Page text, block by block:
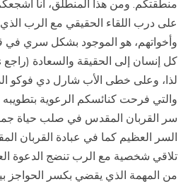
منطقتكم. ومن هذا المنطلق، أنا
على درب اللقاء الحقيقي مع الرب
وأخواتهم، هو الموجود بشكل سري
لذا، وعلى خطى الأب شارل دي فوكو
والتي فرحت كنائسكم الرعوية
سر القربان المقدس في صلب حياة
السر العظيم كما في عبادة القربان
تلاقي شخصية مع الرب تنضج الدعوة
من المهمة الذي يقضي بكسر الحواجز